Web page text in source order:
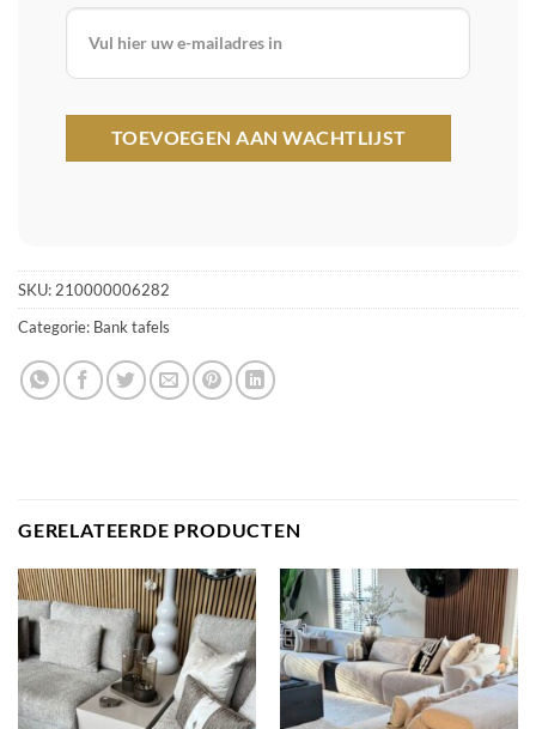
SKU: 210000006282
Categorie: Bank tafels
GERELATEERDE PRODUCTEN